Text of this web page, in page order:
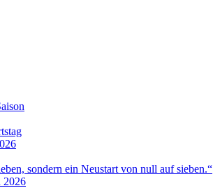
sondern ein Neustart von null auf sieben.“
2026